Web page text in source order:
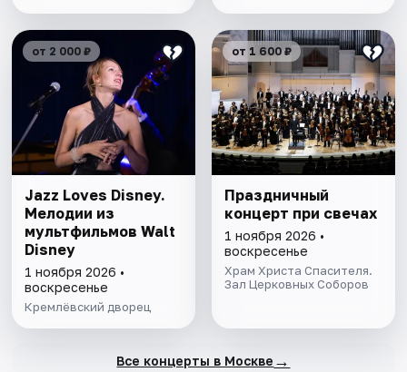
от 2 000 ₽
Jazz Loves Disney.
Мелодии из
мультфильмов Walt
Disney
1 ноября 2026 •
воскресенье
Кремлёвский дворец
от 1 600 ₽
Праздничный
концерт при свечах
1 ноября 2026 •
воскресенье
Храм Христа Спасителя.
Зал Церковных Соборов
Все концерты в Москве →